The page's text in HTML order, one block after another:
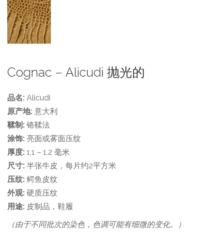
Cognac – Alicudi 抛光的
品名: Alicudi
原产地: 意大利
鞣制: 铬鞣法
涂饰: 亮面或雾面压纹
厚度: 1,1 – 1,2 毫米
尺寸: 半张牛皮，每片约2平方米
压纹: 鳄鱼皮纹
外观: 硬质压纹
用途: 皮制品，鞋履
（由于不同批次的染色，色调可能有细微的变化。）